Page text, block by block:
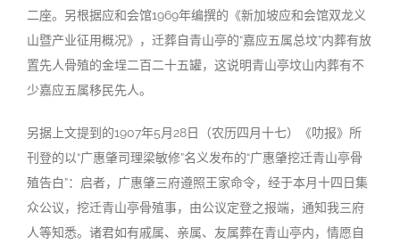
二座。另根据应和会馆1969年编撰的《新加坡应和会馆双龙义
山暨产业征用概况》，迁葬自青山亭的“嘉应五属总坟”内葬有放
置先人骨殖的金埕二百二十五罐，这说明青山亭坟山内葬有不
少嘉应五属移民先人。
另据上文提到的1907年5月28日（农历四月十七）《叻报》所
刊登的以“广惠肇司理梁敏修”名义发布的“广惠肇挖迁青山亭骨
殖告白”：启者，广惠肇三府遵照王家命令，经于本月十四日集
众公议，挖迁青山亭骨殖事，由公议定登之报端，通知我三府
人等知悉。诸君如有戚属、亲属、友属葬在青山亭内，情愿自